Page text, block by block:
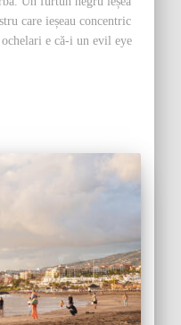
care ieșeau concentric
e că-i un evil eye